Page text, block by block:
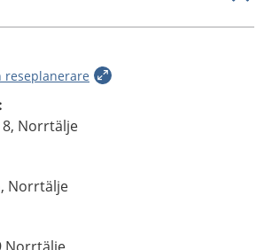
reseplanerare
Norrtälje
Norrtälje